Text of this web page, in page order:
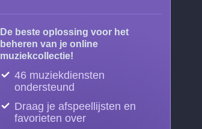
De beste oplossing voor het
beheren van je online
muziekcollectie!
46 muziekdiensten
ondersteund
Draag je afspeellijsten en
favorieten over